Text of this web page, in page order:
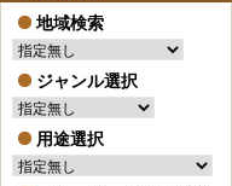
地域検索
ジャンル選択
用途選択